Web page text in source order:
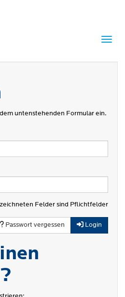
Menü
untenstehenden Formular ein.
Felder sind Pflichtfelder
Passwort vergessen Login